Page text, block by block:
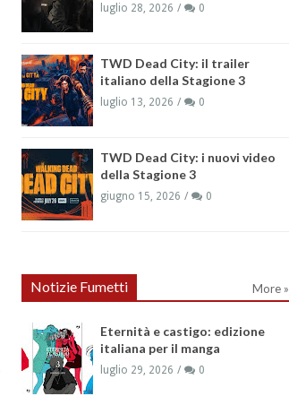
luglio 28, 2026 0
TWD Dead City: il trailer
italiano della Stagione 3
luglio 13, 2026 0
TWD Dead City: i nuovi video
della Stagione 3
giugno 15, 2026 0
Notizie Fumetti More »
Eternità e castigo: edizione
italiana per il manga
luglio 29, 2026 0